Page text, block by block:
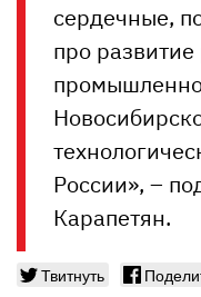
сердечные,
про
России», –
Карапетян.
Твитнуть